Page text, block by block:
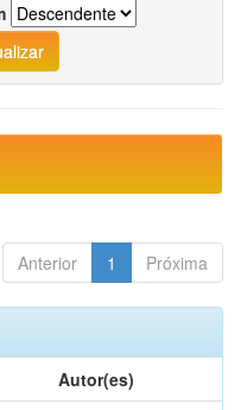
Anterior 1 Próxima
Autor(es)